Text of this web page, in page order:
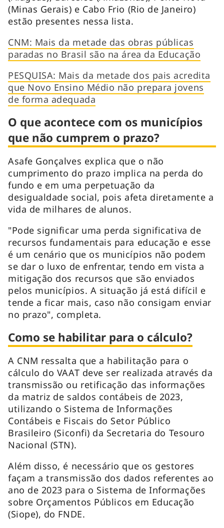
(Minas Gerais) e Cabo Frio (Rio de Janeiro)
estão presentes nessa lista.
CNM: Mais da metade das obras públicas
paradas no Brasil são na área da Educação
PESQUISA: Mais da metade dos pais acredita
que Novo Ensino Médio não prepara jovens
de forma adequada
O que acontece com os municípios
que não cumprem o prazo?
Asafe Gonçalves explica que o não
cumprimento do prazo implica na perda do
fundo e em uma perpetuação da
desigualdade social, pois afeta diretamente a
vida de milhares de alunos.
"Pode significar uma perda significativa de
recursos fundamentais para educação e esse
é um cenário que os municípios não podem
se dar o luxo de enfrentar, tendo em vista a
mitigação dos recursos que são enviados
pelos municípios. A situação já está difícil e
tende a ficar mais, caso não consigam enviar
no prazo", completa.
Como se habilitar para o cálculo?
A CNM ressalta que a habilitação para o
cálculo do VAAT deve ser realizada através da
transmissão ou retificação das informações
da matriz de saldos contábeis de 2023,
utilizando o Sistema de Informações
Contábeis e Fiscais do Setor Público
Brasileiro (Siconfi) da Secretaria do Tesouro
Nacional (STN).
Além disso, é necessário que os gestores
façam a transmissão dos dados referentes ao
ano de 2023 para o Sistema de Informações
sobre Orçamentos Públicos em Educação
(Siope), do FNDE.